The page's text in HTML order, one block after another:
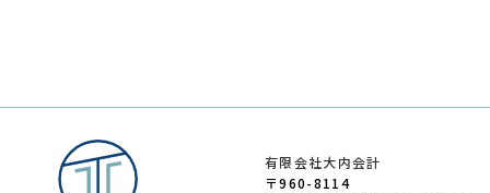
有限会社大内会計
〒960-8114